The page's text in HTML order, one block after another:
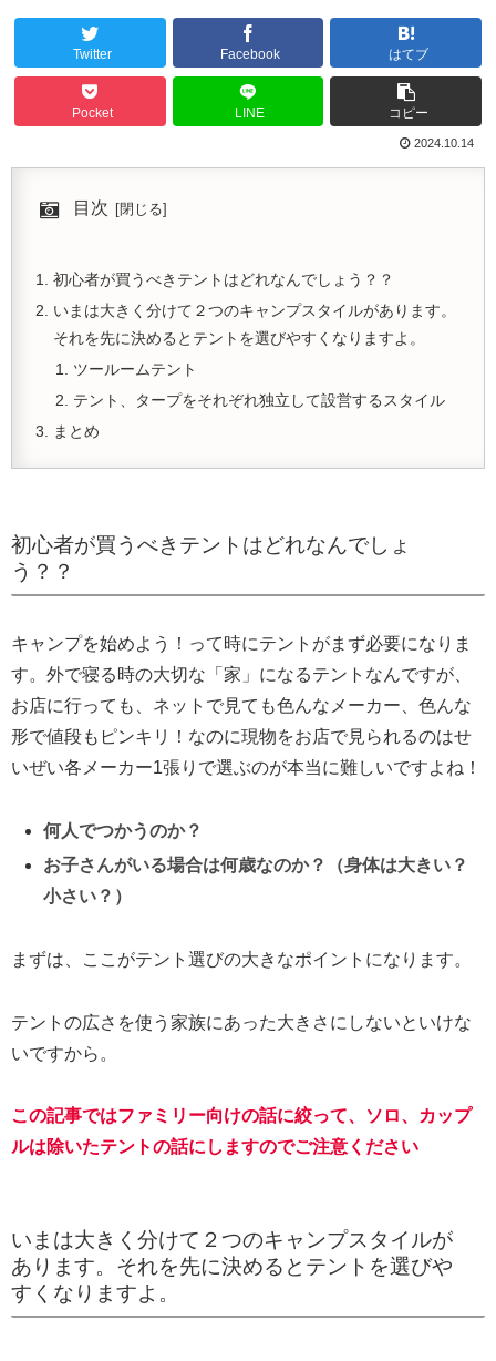
Twitter Facebook はてブ
Pocket LINE コピー
2024.10.14
目次
初心者が買うべきテントはどれなんでしょう？？
いまは大きく分けて２つのキャンプスタイルがあります。
それを先に決めるとテントを選びやすくなりますよ。
ツールームテント
テント、タープをそれぞれ独立して設営するスタイル
まとめ
初心者が買うべきテントはどれなんでしょ
う？？
キャンプを始めよう！って時にテントがまず必要になりま
す。外で寝る時の大切な「家」になるテントなんですが、
お店に行っても、ネットで見ても色んなメーカー、色んな
形で値段もピンキリ！なのに現物をお店で見られるのはせ
いぜい各メーカー1張りで選ぶのが本当に難しいですよね！
何人でつかうのか？
お子さんがいる場合は何歳なのか？（身体は大きい？
小さい？）
まずは、ここがテント選びの大きなポイントになります。
テントの広さを使う家族にあった大きさにしないといけな
いですから。
この記事ではファミリー向けの話に絞って、ソロ、カップ
ルは除いたテントの話にしますのでご注意ください
いまは大きく分けて２つのキャンプスタイルが
あります。それを先に決めるとテントを選びや
すくなりますよ。